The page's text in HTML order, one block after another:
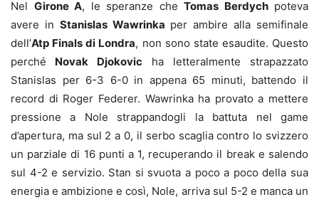
Nel Girone A, le speranze che Tomas Berdychpoteva
avere in Stanislas Wawrinka per ambire alla semifinale
dell’Atp Finals di Londra, non sono state esaudite. Questo
perché Novak Djokovic ha letteralmente strapazzato
Stanislas per 6-3 6-0 in appena 65 minuti, battendo il
record di Roger Federer. Wawrinka ha provato a mettere
pressione a Nole strappandogli la battuta nel game
d’apertura, ma sul 2 a 0, il serbo scaglia contro lo svizzero
un parziale di 16 punti a 1, recuperando il break e salendo
sul 4-2 e servizio. Stan si svuota a poco a poco della sua
energia e ambizione e così, Nole, arriva sul 5-2 e manca un